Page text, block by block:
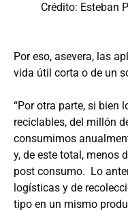
Crédito: Esteban
Por eso, asevera, las
vida útil corta o de un
“Por otra parte, si bien
reciclables, del millón
consumimos
y, de este total, menos
post consumo. Lo
logísticas y de
tipo en un mismo